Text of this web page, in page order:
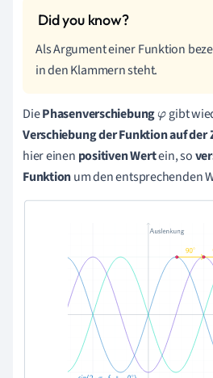
Als Argument einer Funktion
in den Klammern steht.
DiePhasenverschiebungφgibt
Verschiebung der Funktion auf der
hier einen positiven Wertein, so
Funktionum den entsprechenden